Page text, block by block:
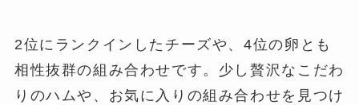
2位にランクインしたチーズや、4位の卵とも
相性抜群の組み合わせです。少し贅沢なこだわ
りのハムや、お気に入りの組み合わせを見つけ